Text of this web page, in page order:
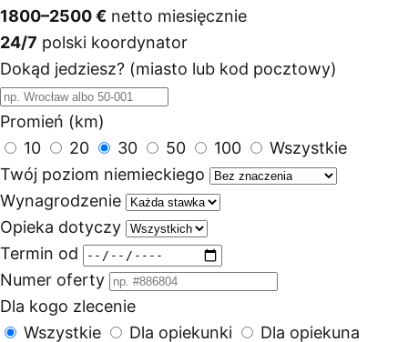
1800–2500 € netto miesięcznie
24/7 polski koordynator
Dokąd jedziesz? (miasto lub kod pocztowy)
Promień (km)
10
20 30 50 100
Wszystkie
Twój poziom niemieckiego
Wynagrodzenie
Opieka dotyczy
Termin od
Numer oferty
Dla kogo zlecenie
Wszystkie
Dla opiekunki
Dla opiekuna